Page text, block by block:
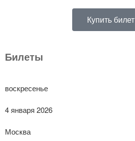
Купить билет
Билеты
воскресенье
4 января 2026
Москва